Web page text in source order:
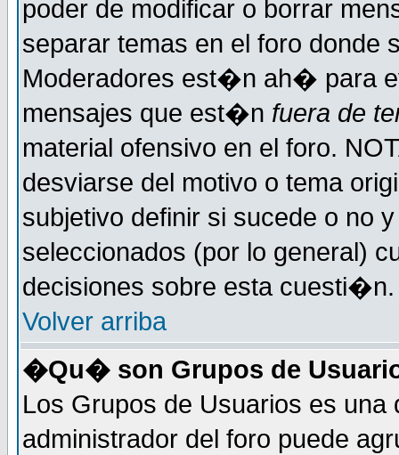
poder de modificar o borrar
separar temas en el foro donde
Moderadores est�n ah� para
mensajes que est�n fuera de
material ofensivo en el foro.
desviarse del motivo o tema
subjetivo definir si sucede o no
seleccionados (por lo general)
decisiones sobre esta cuesti�n.
Volver arriba
�Qu� son Grupos de
Los Grupos de Usuarios es una
administrador del foro puede